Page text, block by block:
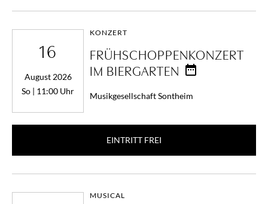
16
August 2026
So | 11:00 Uhr
KONZERT
FRÜHSCHOPPENKONZERT
IM BIERGARTEN
Musikgesellschaft Sontheim
EINTRITT FREI
MUSICAL